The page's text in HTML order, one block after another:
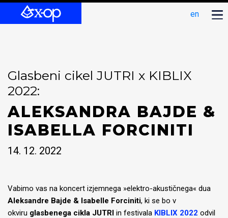
en
Glasbeni cikel JUTRI x KIBLIX
2022:
ALEKSANDRA BAJDE &
ISABELLA FORCINITI
14. 12. 2022
Vabimo vas na koncert izjemnega »elektro-akustičnega« dua
Aleksandre Bajde & Isabelle Forciniti, ki se bo v
okviru glasbenega cikla JUTRI in festivala KIBLIX 2022 odvil